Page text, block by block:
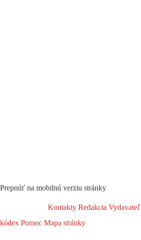
Prepnúť na mobilnú verziu stránky
Kontakty Redakcia Vydavateľ
kódex Pomoc Mapa stránky